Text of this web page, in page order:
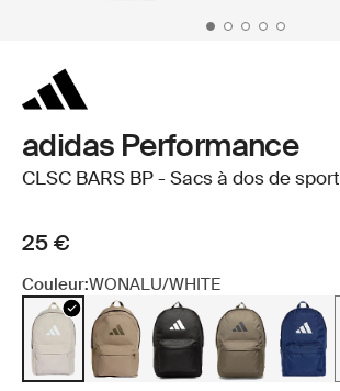
adidas Performance
CLSC BARS BP - Sacs à dos de sport
25 €
Couleur:WONALU/WHITE